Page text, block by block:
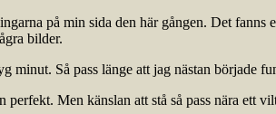
på min sida den här gången. Det
bilder.
minut. Så pass länge att jag nästan började
Men känslan att stå så pass nära ett